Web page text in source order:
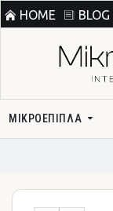
HOME BLOG
ΜΙΚΡΟΕΠΙΠΛΑ